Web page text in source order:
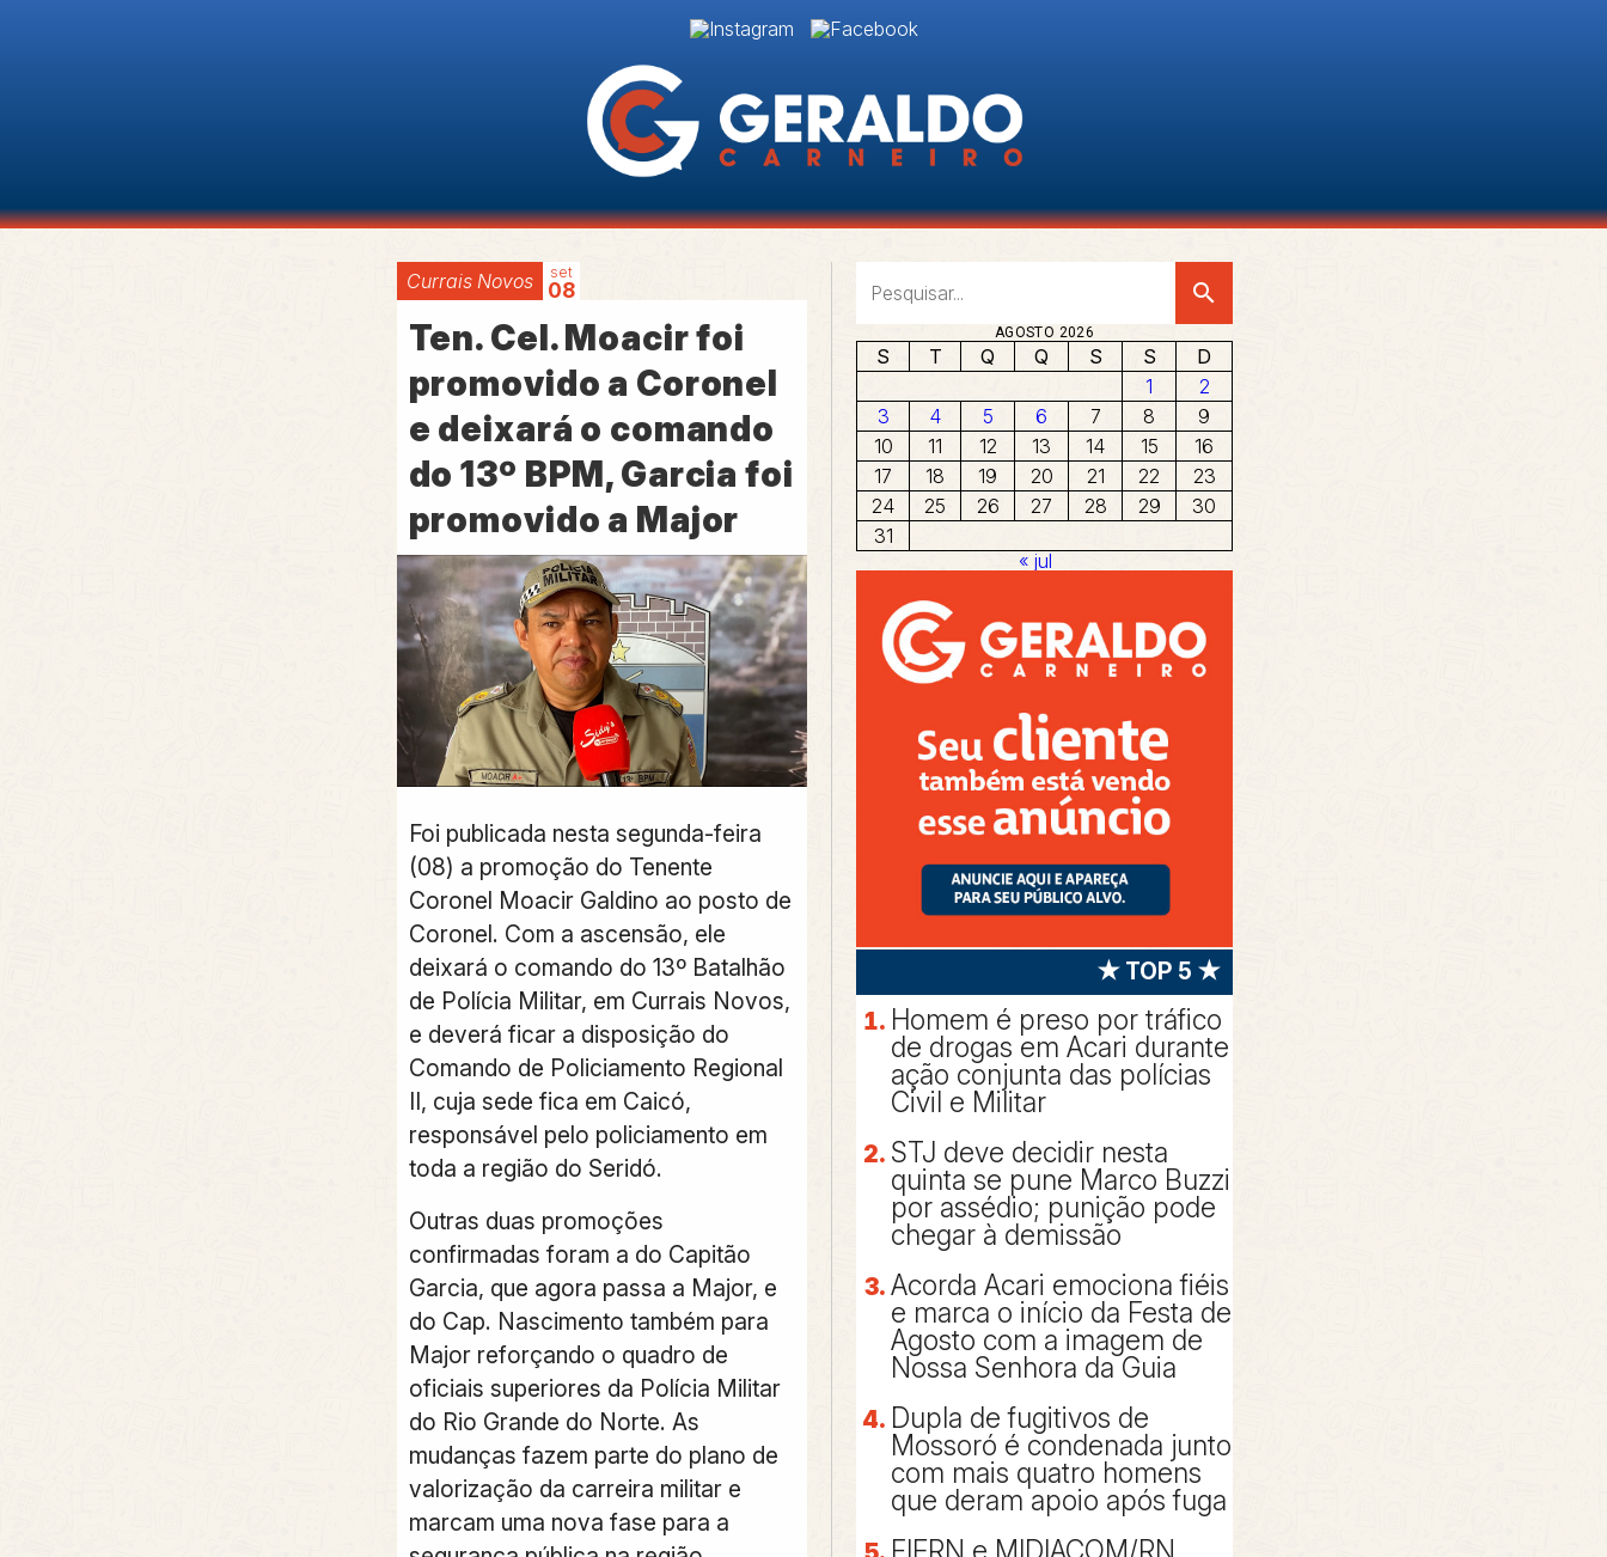
Currais Novos 08
set
Ten. Cel. Moacir foi
promovido a Coronel
e deixará o comando
do 13º BPM, Garcia foi
promovido a Major
Foi publicada nesta segunda-feira
(08) a promoção do Tenente
Coronel Moacir Galdino ao posto de
Coronel. Com a ascensão, ele
deixará o comando do 13º Batalhão
de Polícia Militar, em Currais Novos,
e deverá ficar a disposição do
Comando de Policiamento Regional
II, cuja sede fica em Caicó,
responsável pelo policiamento em
toda a região do Seridó.
Outras duas promoções
confirmadas foram a do Capitão
Garcia, que agora passa a Major, e
do Cap. Nascimento também para
Major reforçando o quadro de
oficiais superiores da Polícia Militar
do Rio Grande do Norte. As
mudanças fazem parte do plano de
valorização da carreira militar e
marcam uma nova fase para a
search
AGOSTO 2026
S T Q Q S S
D
1
2
3
4 5 6 7 8
9
10
11 12 13 14 15
16
17
18 19 20 21 22
23
24
25 26 27 28 29
30
31
« jul
★ TOP 5 ★
Homem é preso por tráfico
de drogas em Acari durante
ação conjunta das polícias
Civil e Militar
STJ deve decidir nesta
quinta se pune Marco Buzzi
por assédio; punição pode
chegar à demissão
Acorda Acari emociona fiéis
e marca o início da Festa de
Agosto com a imagem de
Nossa Senhora da Guia
Dupla de fugitivos de
Mossoró é condenada junto
com mais quatro homens
que deram apoio após fuga